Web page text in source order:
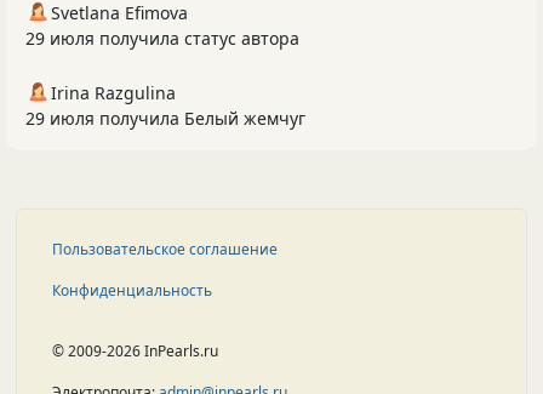
Svetlana Efimova
29 июля получила статус автора
Irina Razgulina
29 июля получила Белый жемчуг
Пользовательское соглашение
Конфиденциальность
© 2009-2026 InPearls.ru